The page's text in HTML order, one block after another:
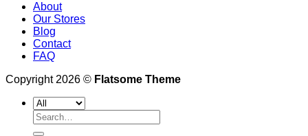
About
Our Stores
Blog
Contact
FAQ
Copyright 2026 © Flatsome Theme
Search
for: